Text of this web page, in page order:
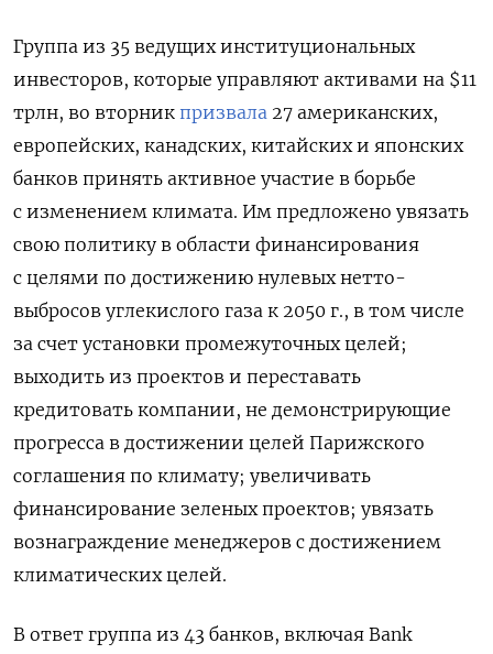
Группа из 35 ведущих институциональных
инвесторов, которые управляют активами на $11
трлн, во вторник призвала 27 американских,
европейских, канадских, китайских и японских
банков принять активное участие в борьбе
с изменением климата. Им предложено увязать
свою политику в области финансирования
с целями по достижению нулевых нетто-
выбросов углекислого газа к 2050 г., в том числе
за счет установки промежуточных целей;
выходить из проектов и переставать
кредитовать компании, не демонстрирующие
прогресса в достижении целей Парижского
соглашения по климату; увеличивать
финансирование зеленых проектов; увязать
вознаграждение менеджеров с достижением
климатических целей.
В ответ группа из 43 банков, включая Bank